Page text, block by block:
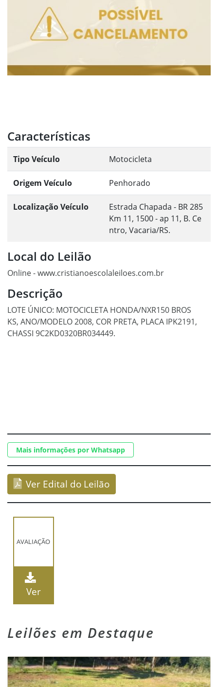
Características
Tipo Veículo Motocicleta
Origem Veículo Penhorado
Localização Veículo
Estrada Chapada - BR 285
Km 11, 1500 - ap 11, B. Ce
ntro, Vacaria/RS.
Local do Leilão
Online - www.cristianoescolaleiloes.com.br
Descrição
LOTE ÚNICO: MOTOCICLETA HONDA/NXR150 BROS
KS, ANO/MODELO 2008, COR PRETA, PLACA IPK2191,
CHASSI 9C2KD0320BR034449.
Mais informações por Whatsapp
Ver Edital do Leilão
AVALIAÇÃO
Ver
Leilões em Destaque